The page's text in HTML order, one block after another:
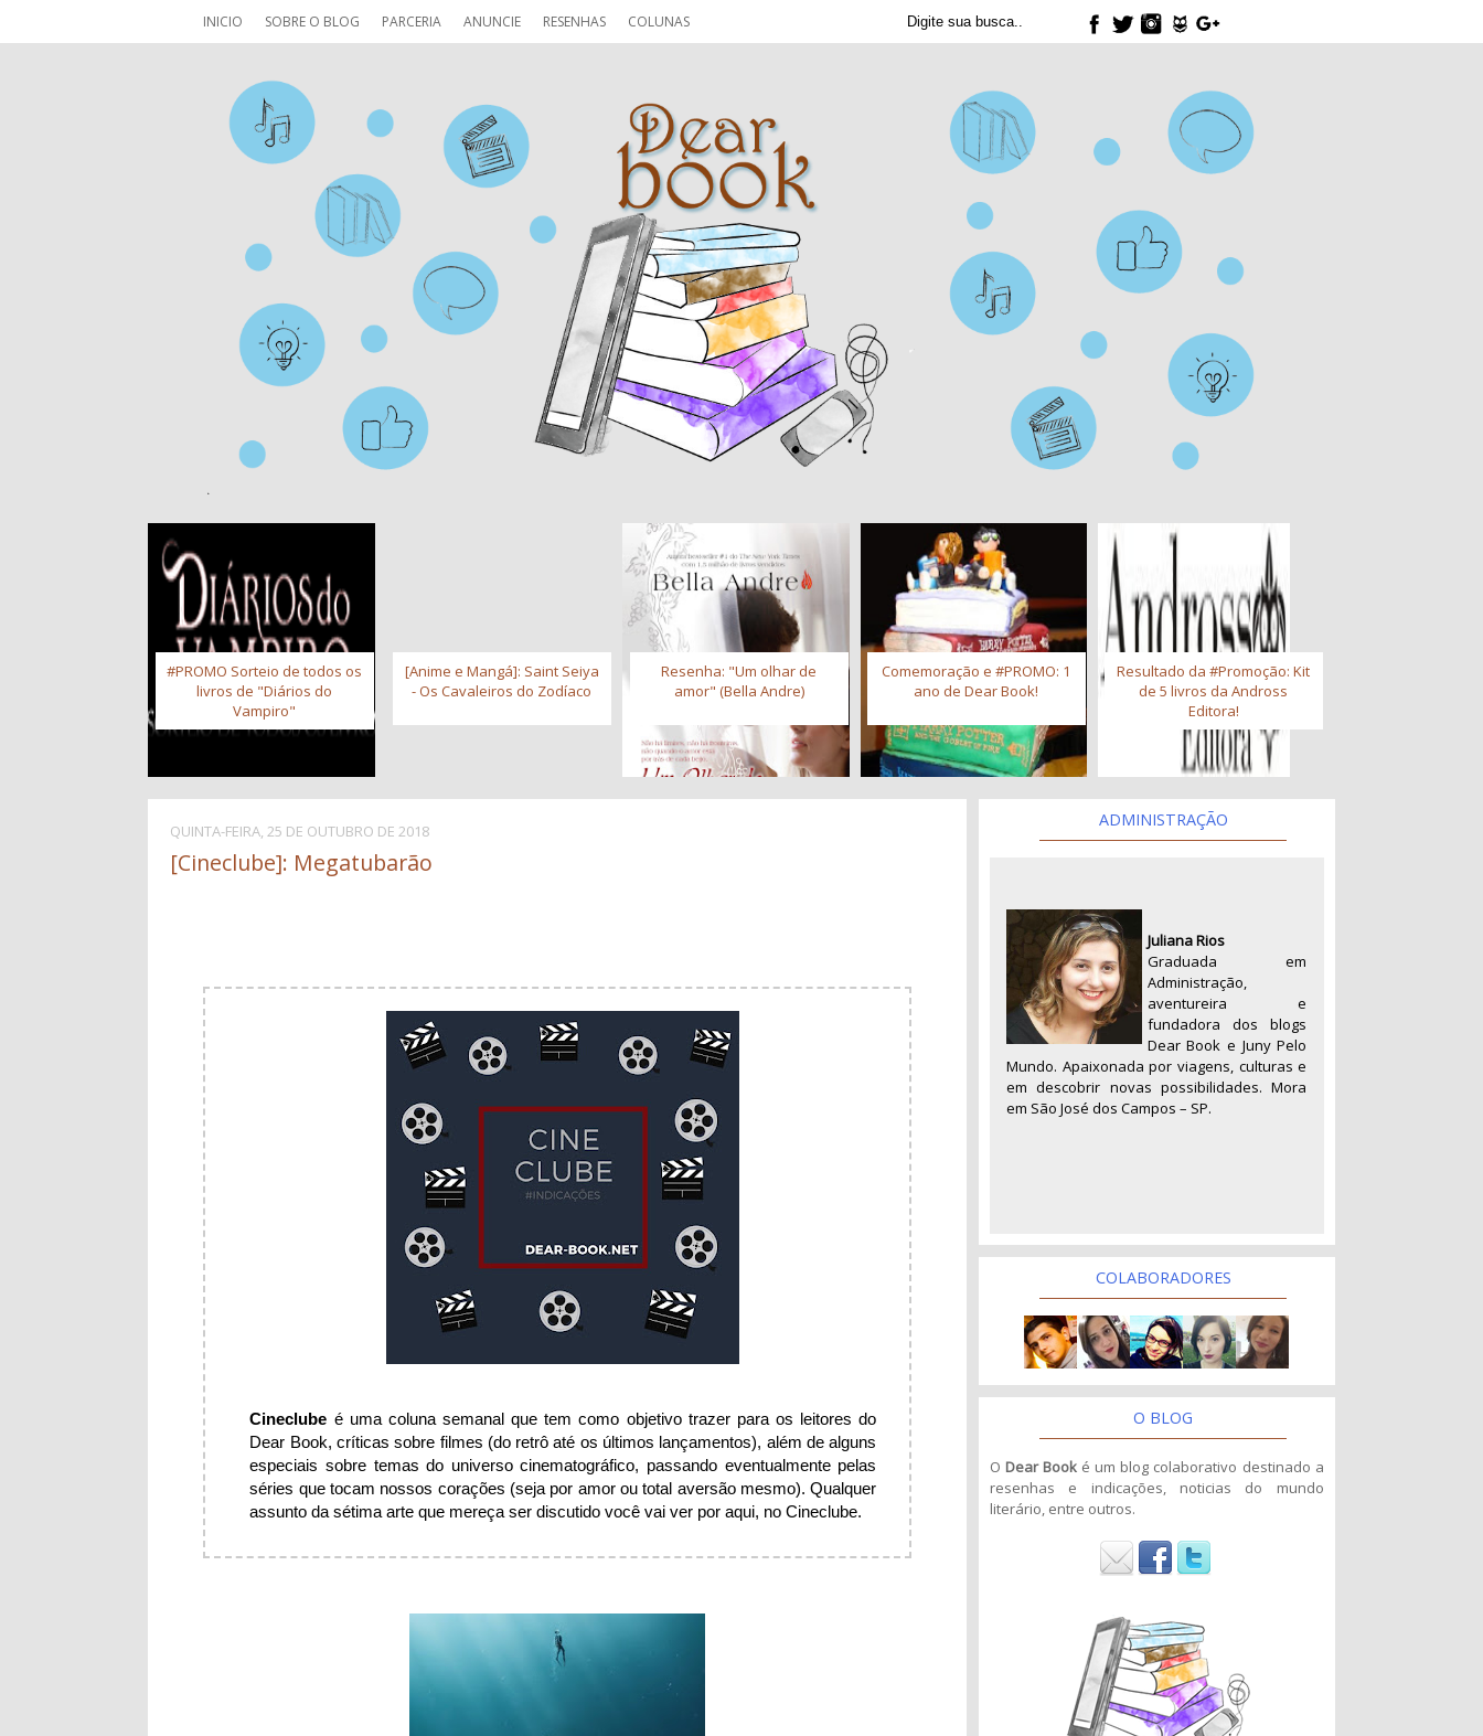
INICIO SOBRE O BLOG PARCERIA ANUNCIE RESENHAS COLUNAS
#PROMO Sorteio de todos os
livros de "Diários do
Vampiro"
[Anime e Mangá]: Saint Seiya
- Os Cavaleiros do Zodíaco
Resenha: "Um olhar de
amor" (Bella Andre)
Comemoração e #PROMO: 1
ano de Dear Book!
Resultado da #Promoção: Kit
de 5 livros da Andross
Editora!
QUINTA-FEIRA, 25 DE OUTUBRO DE 2018
[Cineclube]: Megatubarão
Cineclube é uma coluna semanal que tem como objetivo trazer para os leitores do
Dear Book, críticas sobre filmes (do retrô até os últimos lançamentos), além de alguns
especiais sobre temas do universo cinematográfico, passando eventualmente pelas
séries que tocam nossos corações (seja por amor ou total aversão mesmo). Qualquer
assunto da sétima arte que mereça ser discutido você vai ver por aqui, no Cineclube.
ADMINISTRAÇÃO
Juliana Rios
Graduada em
Administração,
aventureira e
fundadora dos blogs
Dear Book e Juny Pelo
Mundo. Apaixonada por viagens, culturas e
em descobrir novas possibilidades. Mora
em São José dos Campos – SP.
COLABORADORES
O BLOG
O Dear Book é um blog colaborativo destinado a
resenhas e indicações, noticias do mundo
literário, entre outros.